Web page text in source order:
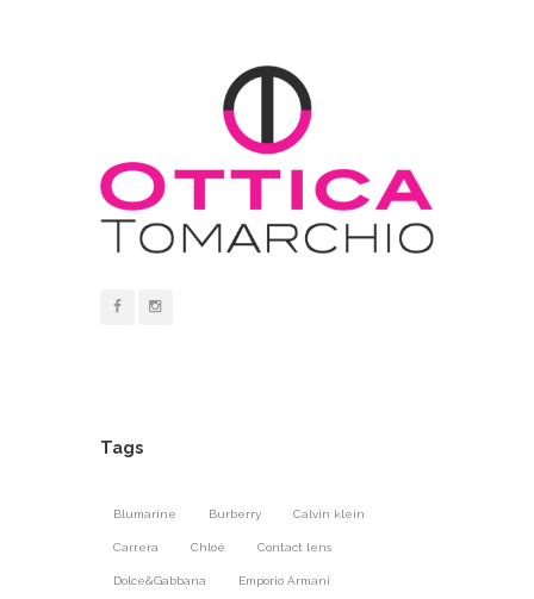
Tags
Blumarine Burberry Calvin klein
Carrera Chloé Contact lens
Dolce&Gabbana Emporio Armani